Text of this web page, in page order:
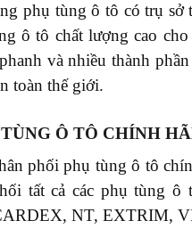
phụ tùng ô tô có trụ
ô tô chất lượng cao
và nhiều thành
toàn thế giới.
Ô TÔ CHÍNH
phối phụ tùng ô tô
tất cả các phụ tùng
NT, EXTRIM,